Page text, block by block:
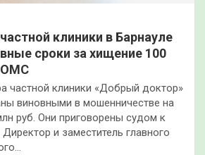
клиники в Барнауле
сроки за хищение 100
ОМС
частной клиники «Добрый доктор»
виновными в мошенничестве на
руб. Они приговорены судом к
и заместитель главного